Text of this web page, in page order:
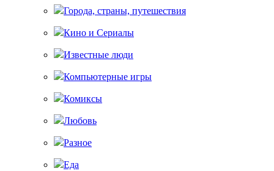
Города, страны, путешествия
Кино и Сериалы
Известные люди
Компьютерные игры
Комиксы
Любовь
Разное
Еда